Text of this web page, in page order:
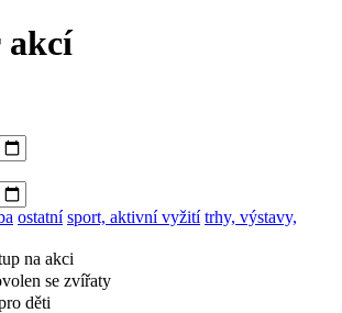
akcí
ostatní sport, aktivní vyžití trhy, výstavy,
na akci
se zvířaty
děti